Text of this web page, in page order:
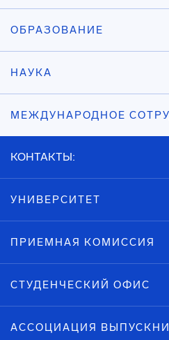
ОБРАЗОВАНИЕ
НАУКА
МЕЖДУНАРОДНОЕ
КОНТАКТЫ:
УНИВЕРСИТЕТ
ПРИЕМНАЯ КОМИССИЯ
СТУДЕНЧЕСКИЙ ОФИС
АССОЦИАЦИЯ